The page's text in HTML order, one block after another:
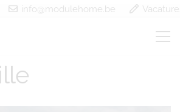
info@modulehome.be
en bois